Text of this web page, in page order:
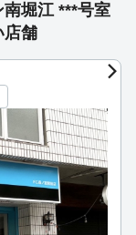
堀江 ***号室
店舗